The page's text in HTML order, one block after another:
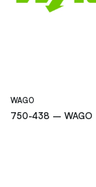
WAGO
750-438 – WAGO